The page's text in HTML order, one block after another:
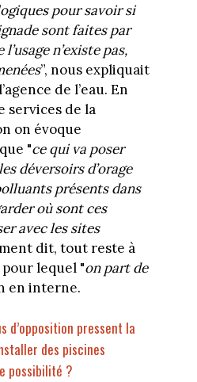
pour savoir si
sont faites par
n’existe pas,
”, nous expliquait
de l’eau. En
services de la
on évoque
"ce qui va poser
déversoirs d’orage
présents dans
où sont ces
avec les sites
dit, tout reste à
lequel "on part de
en interne.
d’opposition pressent la
des piscines
possibilité ?